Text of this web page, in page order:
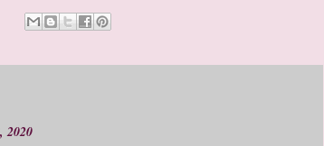
2020